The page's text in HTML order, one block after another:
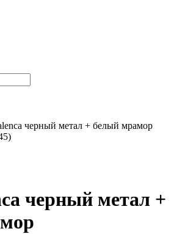
черный метал + белый мрамор
черный метал +